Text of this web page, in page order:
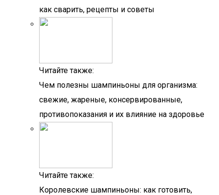
как сварить, рецепты и советы
Читайте также:
Чем полезны шампиньоны для организма:
свежие, жареные, консервированные,
противопоказания и их влияние на здоровье
Читайте также:
Королевские шампиньоны: как готовить,